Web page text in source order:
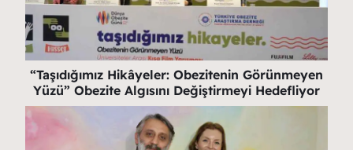
“Taşıdığımız Hikâyeler: Obezitenin Görünmeyen
Yüzü” Obezite Algısını Değiştirmeyi Hedefliyor